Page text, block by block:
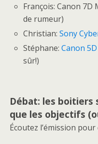
François: Canon 7D
de rumeur)
Christian:Sony
Stéphane:Canon
sûr!)
Débat: les
que les objectifs
Écoutez l’émission